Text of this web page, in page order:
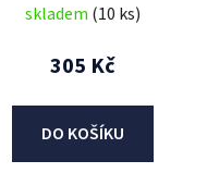
skladem (10 ks)
305 Kč
DO KOŠÍKU